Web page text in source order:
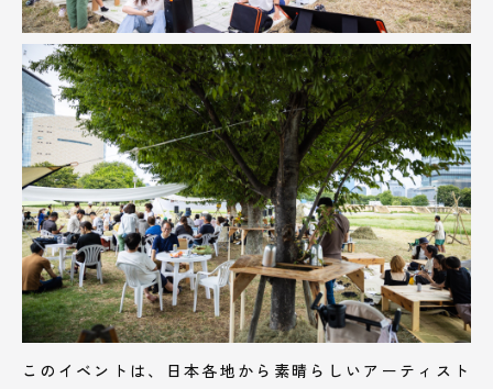
このイベントは、日本各地から素晴らしいアーティスト